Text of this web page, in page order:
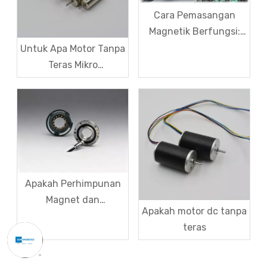
Untuk Apa Motor Tanpa
Teras Mikro
Digunakan?
Cara Pemasangan
Magnetik Berfungsi:
Apakah Perhimpunan
Magnet dan
Menggunakannya
dalam Perniagaan
Apakah motor dc tanpa
teras